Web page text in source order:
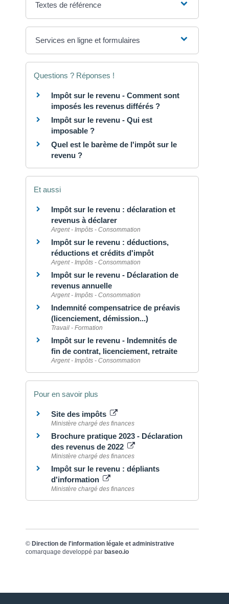
Textes de référence
Services en ligne et formulaires
Questions ? Réponses !
Impôt sur le revenu - Comment sont
imposés les revenus différés ?
Impôt sur le revenu - Qui est
imposable ?
Quel est le barème de l'impôt sur le
revenu ?
Et aussi
Impôt sur le revenu : déclaration et
revenus à déclarer
Argent - Impôts - Consommation
Impôt sur le revenu : déductions,
réductions et crédits d'impôt
Argent - Impôts - Consommation
Impôt sur le revenu - Déclaration de
revenus annuelle
Argent - Impôts - Consommation
Indemnité compensatrice de préavis
(licenciement, démission...)
Travail - Formation
Impôt sur le revenu - Indemnités de
fin de contrat, licenciement, retraite
Argent - Impôts - Consommation
Pour en savoir plus
Site des impôts
Ministère chargé des finances
Brochure pratique 2023 - Déclaration
des revenus de 2022
Ministère chargé des finances
Impôt sur le revenu : dépliants
d'information
Ministère chargé des finances
© Direction de l'information légale et administrative
comarquage developpé par baseo.io